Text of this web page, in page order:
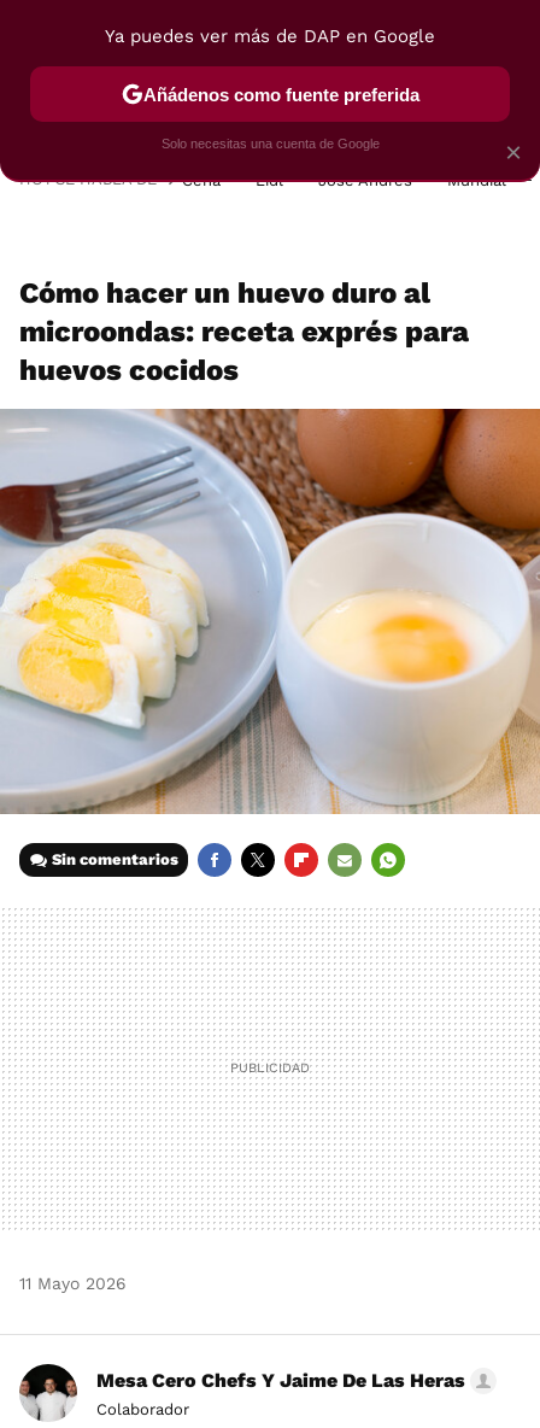
POSTRES VIAJES SELECCIÓN VEGUI
HOY SE HABLA DE Cena Lidl José Andrés Mundial
Cómo hacer un huevo duro al
microondas: receta exprés para
huevos cocidos
Sin comentarios
MAIL
11 Mayo 2026
Mesa Cero Chefs Y Jaime De Las Heras
Colaborador
×
Ya puedes ver más de DAP en Google
Añádenos como fuente preferida
Solo necesitas una cuenta de Google